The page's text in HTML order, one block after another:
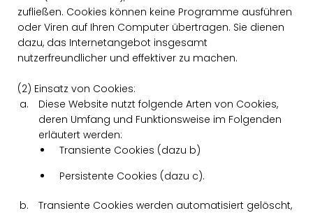
zufließen. Cookies können keine Programme ausführen
oder Viren auf Ihren Computer übertragen. Sie dienen
dazu, das Internetangebot insgesamt
nutzerfreundlicher und effektiver zu machen.
(2) Einsatz von Cookies:
Diese Website nutzt folgende Arten von Cookies,
deren Umfang und Funktionsweise im Folgenden
erläutert werden:
Transiente Cookies (dazu b)
Persistente Cookies (dazu c).
Transiente Cookies werden automatisiert gelöscht,